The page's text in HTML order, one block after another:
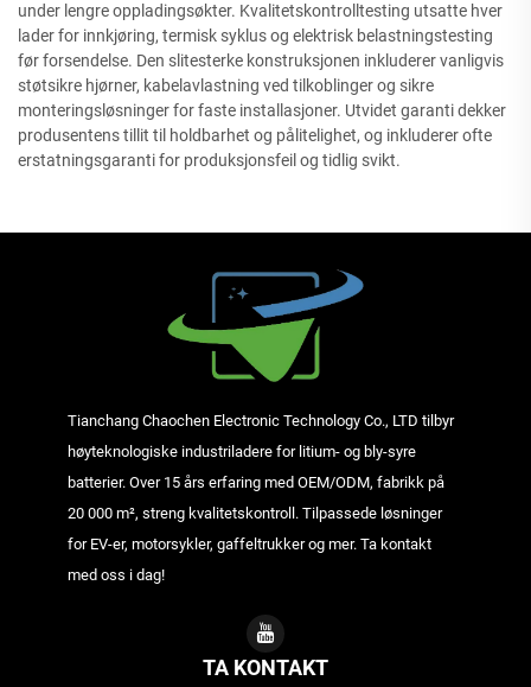
under lengre oppladingsøkter. Kvalitetskontrolltesting utsatte hver
lader for innkjøring, termisk syklus og elektrisk belastningstesting
før forsendelse. Den slitesterke konstruksjonen inkluderer vanligvis
støtsikre hjørner, kabelavlastning ved tilkoblinger og sikre
monteringsløsninger for faste installasjoner. Utvidet garanti dekker
produsentens tillit til holdbarhet og pålitelighet, og inkluderer ofte
erstatningsgaranti for produksjonsfeil og tidlig svikt.
Tianchang Chaochen Electronic Technology Co., LTD tilbyr
høyteknologiske industriladere for litium- og bly-syre
batterier. Over 15 års erfaring med OEM/ODM, fabrikk på
20 000 m², streng kvalitetskontroll. Tilpassede løsninger
for EV-er, motorsykler, gaffeltrukker og mer. Ta kontakt
med oss i dag!
TA KONTAKT